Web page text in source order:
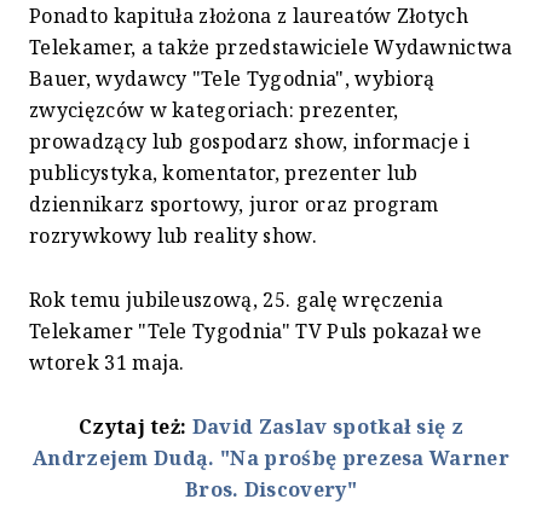
Ponadto kapituła złożona z laureatów Złotych
Telekamer, a także przedstawiciele Wydawnictwa
Bauer, wydawcy "Tele Tygodnia", wybiorą
zwycięzców w kategoriach: prezenter,
prowadzący lub gospodarz show, informacje i
publicystyka, komentator, prezenter lub
dziennikarz sportowy, juror oraz program
rozrywkowy lub reality show.
Rok temu jubileuszową, 25. galę wręczenia
Telekamer "Tele Tygodnia" TV Puls pokazał we
wtorek 31 maja.
Czytaj też: David Zaslav spotkał się z
Andrzejem Dudą. "Na prośbę prezesa Warner
Bros. Discovery"